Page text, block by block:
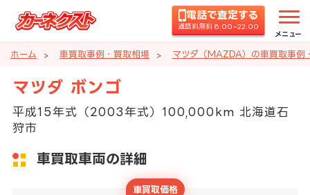
電話で査定する
通話料無料 8:00~22:00
メニュー
ホーム 車買取事例・買取相場 マツダ（MAZDA）の車買取事例
マツダ ボンゴ
平成15年式（2003年式）100,000km 北海道石
狩市
車買取車両の詳細
車買取価格